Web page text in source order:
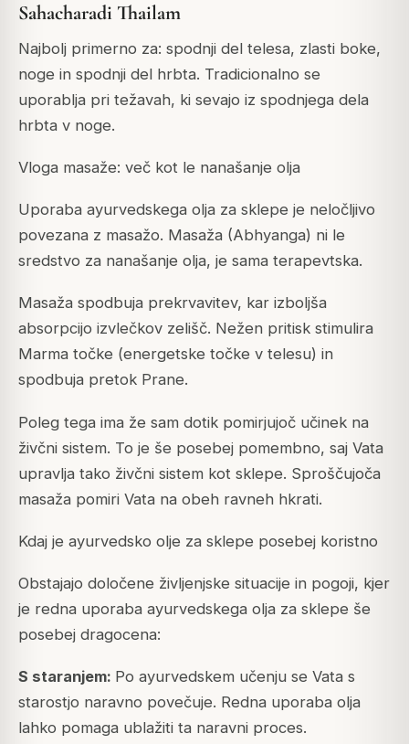
Sahacharadi Thailam
Najbolj primerno za: spodnji del telesa, zlasti boke,
noge in spodnji del hrbta. Tradicionalno se
uporablja pri težavah, ki sevajo iz spodnjega dela
hrbta v noge.
Vloga masaže: več kot le nanašanje olja
Uporaba ayurvedskega olja za sklepe je neločljivo
povezana z masažo. Masaža (Abhyanga) ni le
sredstvo za nanašanje olja, je sama terapevtska.
Masaža spodbuja prekrvavitev, kar izboljša
absorpcijo izvlečkov zelišč. Nežen pritisk stimulira
Marma točke (energetske točke v telesu) in
spodbuja pretok Prane.
Poleg tega ima že sam dotik pomirjujoč učinek na
živčni sistem. To je še posebej pomembno, saj Vata
upravlja tako živčni sistem kot sklepe. Sproščujoča
masaža pomiri Vata na obeh ravneh hkrati.
Kdaj je ayurvedsko olje za sklepe posebej koristno
Obstajajo določene življenjske situacije in pogoji, kjer
je redna uporaba ayurvedskega olja za sklepe še
posebej dragocena:
S staranjem: Po ayurvedskem učenju se Vata s
starostjo naravno povečuje. Redna uporaba olja
lahko pomaga ublažiti ta naravni proces.